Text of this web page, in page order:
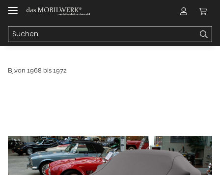
Bj.von 1968 bis 1972